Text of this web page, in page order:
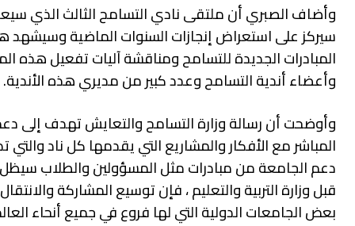
وأضاف الصبري أن ملتقى نادي التسامح الثالث الذي
سيركز على استعراض إنجازات السنوات الماضية وسيشهد
المبادرات الجديدة للتسامح ومناقشة آليات تفعيل هذه
وأعضاء أندية التسامح وعدد كبير من مديري هذه
وأوضحت أن رسالة وزارة التسامح والتعايش تهدف إلى
المباشر مع الأفكار والمشاريع التي يقدمها كل ناد
دعم الجامعة من مبادرات مثل المسؤولين والطلاب سيظل
قبل وزارة التربية والتعليم ، فإن توسيع المشاركة
بعض الجامعات الدولية التي لها فروع في جميع أنحاء